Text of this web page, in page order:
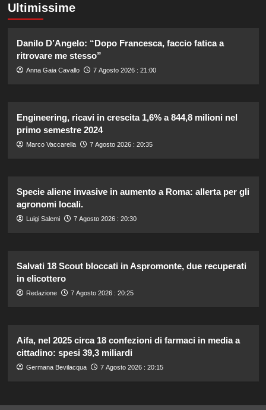
Ultimissime
Danilo D’Angelo: “Dopo Francesca, faccio fatica a
ritrovare me stesso”
Anna Gaia Cavallo 7 Agosto 2026 : 21:00
Engineering, ricavi in crescita 1,6% a 844,8 milioni nel
primo semestre 2024
Marco Vaccarella 7 Agosto 2026 : 20:35
Specie aliene invasive in aumento a Roma: allerta per gli
agronomi locali.
Luigi Salemi 7 Agosto 2026 : 20:30
Salvati 18 Scout bloccati in Aspromonte, due recuperati
in elicottero
Redazione 7 Agosto 2026 : 20:25
Aifa, nel 2025 circa 18 confezioni di farmaci in media a
cittadino: spesi 39,3 miliardi
Germana Bevilacqua 7 Agosto 2026 : 20:15